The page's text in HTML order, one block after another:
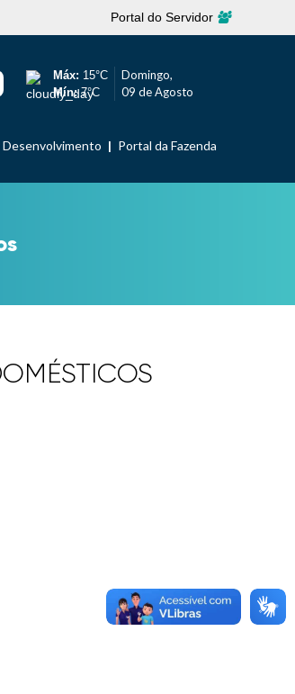
Portal do Servidor
Máx: 15°C
Mín:7°C
Domingo,
09 de Agosto
Desenvolvimento Portal da Fazenda